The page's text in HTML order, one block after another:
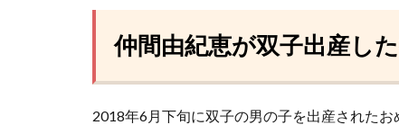
仲間由紀恵が双子出産し
2018年6月下旬に双子の男の子を出産された